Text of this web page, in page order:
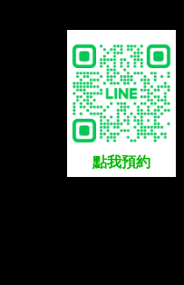
點我預約